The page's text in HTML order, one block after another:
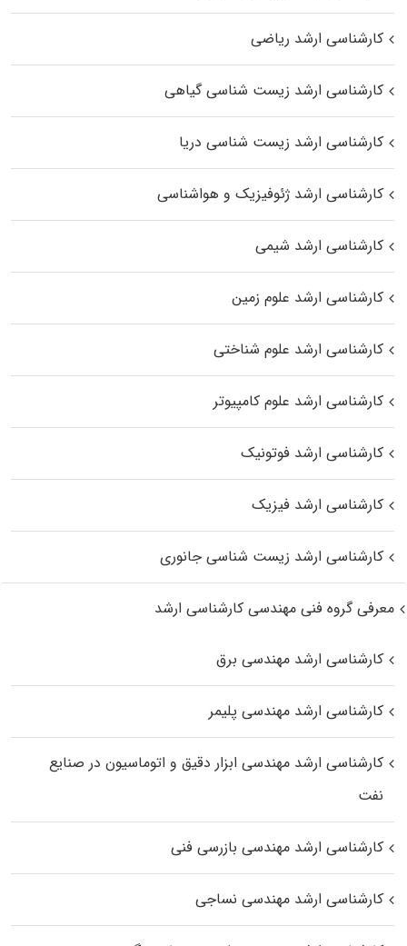
کارشناسی ارشد ریاضی
کارشناسی ارشد زیست‌ شناسی گیاهی
کارشناسی ارشد زیست‌ شناسی دریا
کارشناسی ارشد ژئوفیزیک و هواشناسی
کارشناسی ارشد شیمی
کارشناسی ارشد علوم زمین
کارشناسی ارشد علوم شناختی
کارشناسی ارشد علوم کامپیوتر
کارشناسی ارشد فوتونیک
کارشناسی ارشد فیزیک
کارشناسی ارشد زیست‌ شناسی جانوری
معرفی گروه فنی مهندسی کارشناسی ارشد
کارشناسی ارشد مهندسی برق
کارشناسی ارشد مهندسی پلیمر
کارشناسی ارشد مهندسی ابزار دقیق و اتوماسیون در صنایع
نفت
کارشناسی ارشد مهندسی بازرسی فنی
کارشناسی ارشد مهندسی نساجی